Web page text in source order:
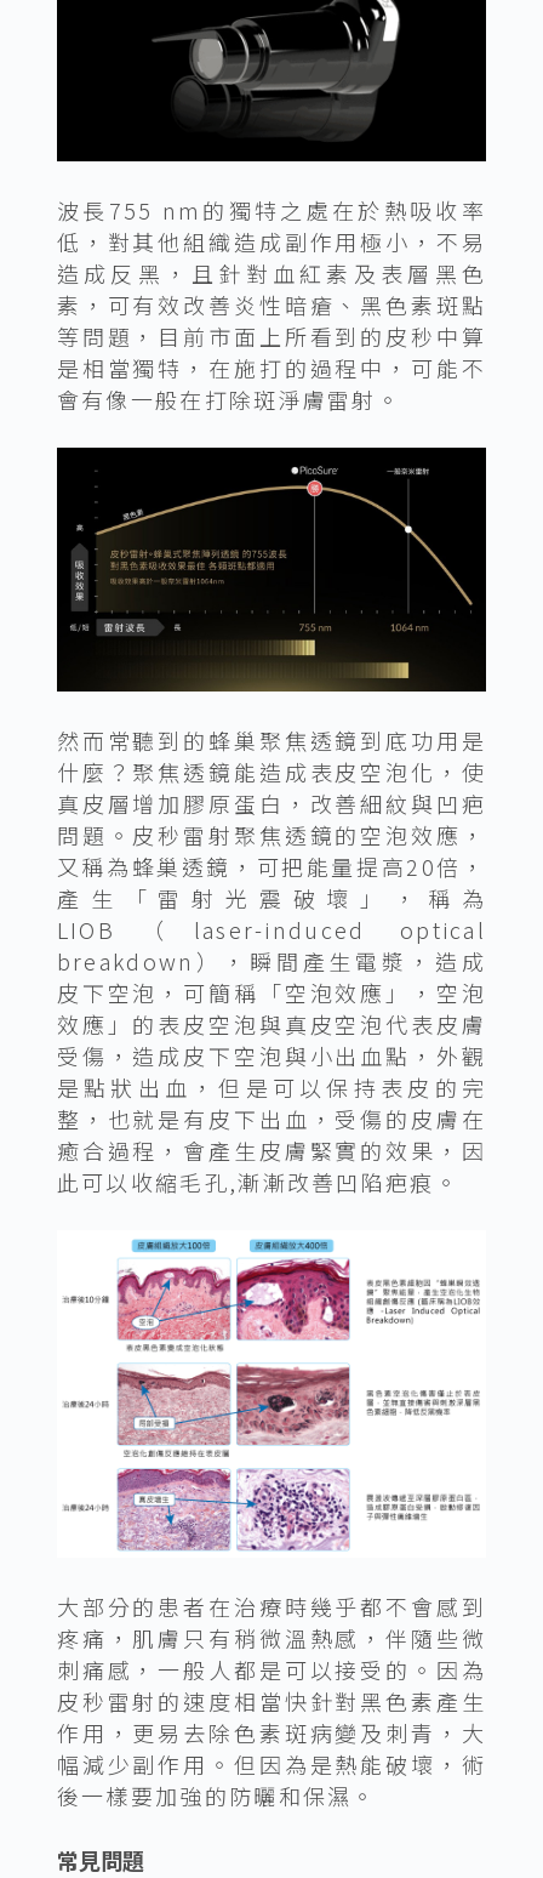
波長755 nm的獨特之處在於熱吸收率
低，對其他組織造成副作用極小，不易
造成反黑，且針對血紅素及表層黑色
素，可有效改善炎性暗瘡、黑色素斑點
等問題，目前市面上所看到的皮秒中算
是相當獨特，在施打的過程中，可能不
會有像一般在打除斑淨膚雷射。
然而常聽到的蜂巢聚焦透鏡到底功用是
什麼？聚焦透鏡能造成表皮空泡化，使
真皮層增加膠原蛋白，改善細紋與凹疤
問題。皮秒雷射聚焦透鏡的空泡效應，
又稱為蜂巢透鏡，可把能量提高20倍，
產生「雷射光震破壞」，稱為
LIOB（laser-induced optical
breakdown），瞬間產生電漿，造成
皮下空泡，可簡稱「空泡效應」，空泡
效應」的表皮空泡與真皮空泡代表皮膚
受傷，造成皮下空泡與小出血點，外觀
是點狀出血，但是可以保持表皮的完
整，也就是有皮下出血，受傷的皮膚在
癒合過程，會產生皮膚緊實的效果，因
此可以收縮毛孔,漸漸改善凹陷疤痕。
大部分的患者在治療時幾乎都不會感到
疼痛，肌膚只有稍微溫熱感，伴隨些微
刺痛感，一般人都是可以接受的。因為
皮秒雷射的速度相當快針對黑色素產生
作用，更易去除色素斑病變及刺青，大
幅減少副作用。但因為是熱能破壞，術
後一樣要加強的防曬和保濕。
常見問題